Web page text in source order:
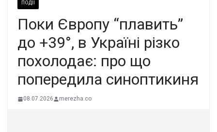
ПОДІЇ
Поки Європу “плавить”
до +39°, в Україні різко
похолодає: про що
попередила синоптикиня
08.07.2026 merezha.co